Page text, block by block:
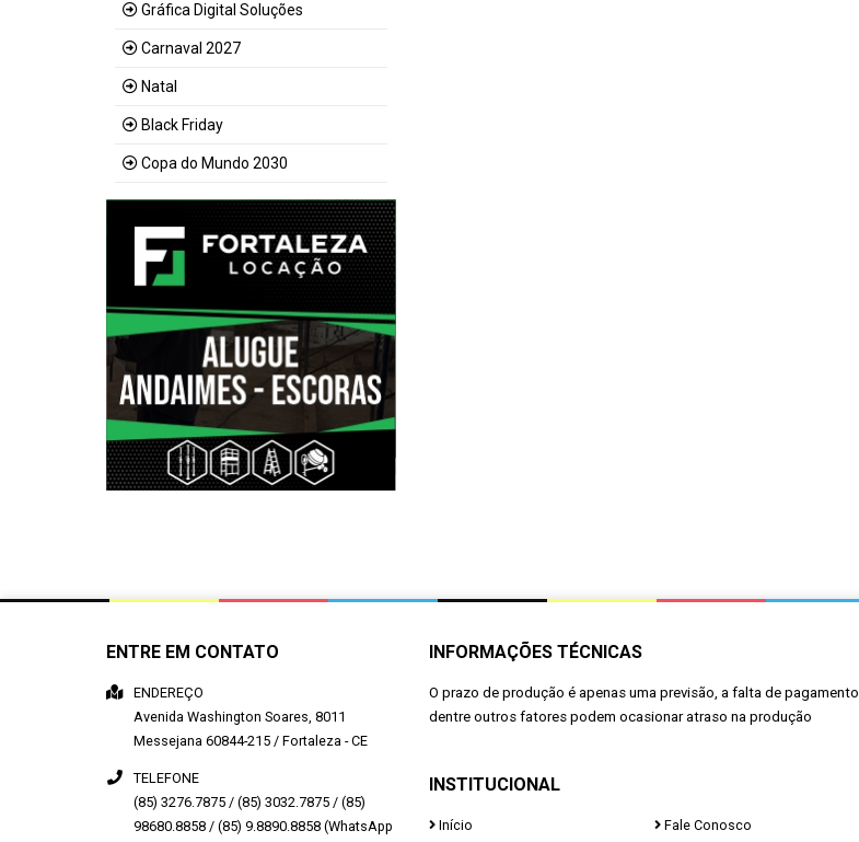
Gráfica Digital Soluções
Carnaval 2027
Natal
Black Friday
Copa do Mundo 2030
ENTRE EM CONTATO
ENDEREÇO
Avenida Washington Soares, 8011
Messejana 60844-215 / Fortaleza - CE
TELEFONE
(85) 3276.7875 / (85) 3032.7875 / (85)
98680.8858 / (85) 9.8890.8858 (WhatsApp
INFORMAÇÕES TÉCNICAS
O prazo de produção é apenas uma previsão, a falta de pagamento
dentre outros fatores podem ocasionar atraso na produção
INSTITUCIONAL
Início
Fale Conosco